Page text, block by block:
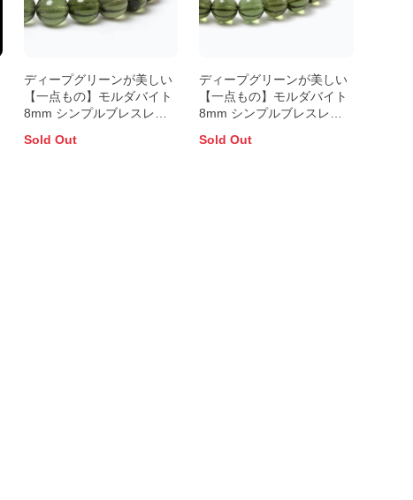
ディープグリーンが美しい
【一点もの】モルダバイト
8mm シンプルブレスレッ
Sold Out
ディープグリーンが美しい
【一点もの】モルダバイト
8mm シンプルブレスレッ
Sold Out